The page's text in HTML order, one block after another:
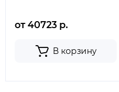
от 40723 р.
В корзину